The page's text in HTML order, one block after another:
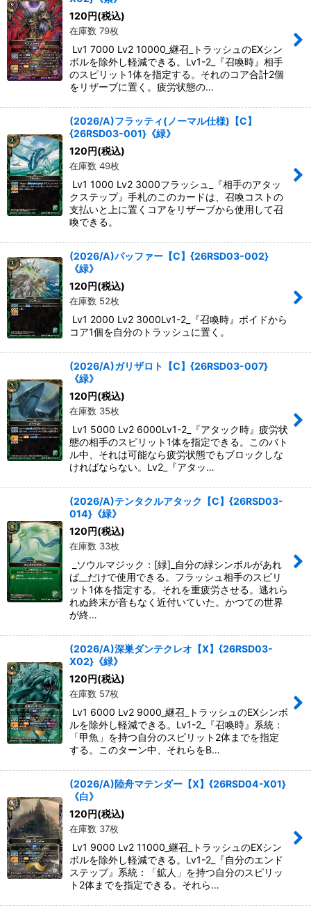
120円(税込)
在庫数 79枚
Lv1 7000 Lv2 10000_継召_トラッシュのEXシン
ボルを除外し軽減できる。Lv1-2_『召喚時』相手
のスピリット1体を指定する。それのコア合計2個
をリザーブに置く。疲労状態の…
(2026/A)フラッティ(ノーマル仕様)【C】
{26RSD03-001}《緑》
120円(税込)
在庫数 49枚
Lv1 1000 Lv2 3000フラッシュ_『相手のアタッ
クステップ』手札のこのカードは、召喚コストの
支払いと上に置くコアをリザーブから使用して召
喚できる。
(2026/A)パッファー【C】{26RSD03-002}
《緑》
120円(税込)
在庫数 52枚
Lv1 2000 Lv2 3000Lv1-2_『召喚時』ボイドから
コア1個を自分のトラッシュに置く。
(2026/A)ガリザロト【C】{26RSD03-007}
《緑》
120円(税込)
在庫数 35枚
Lv1 5000 Lv2 6000Lv1-2_『アタック時』疲労状
態の相手のスピリット1体を指定できる。このバト
ル中、それは可能なら疲労状態でもブロックしな
ければならない。Lv2_『アタッ…
(2026/A)テンタクルアタック【C】{26RSD03-
014}《緑》
120円(税込)
在庫数 33枚
_ソウルマジック：[緑]_自分の緑シンボルがあれ
ば__だけで使用できる。フラッシュ相手のスピリ
ット1体を指定する。それを重疲労させる。逃れら
れぬ終末が音もなく近付いていた。かつての世界
が終…
(2026/A)深巣ダンテクレオ【X】{26RSD03-
X02}《緑》
120円(税込)
在庫数 57枚
Lv1 6000 Lv2 9000_継召_トラッシュのEXシンボ
ルを除外し軽減できる。Lv1-2_『召喚時』系統：
「甲魚」を持つ自分のスピリット2体までを指定
する。このターン中、それらをB…
(2026/A)陸舟マテンダー【X】{26RSD04-X01}
《白》
120円(税込)
在庫数 37枚
Lv1 9000 Lv2 11000_継召_トラッシュのEXシン
ボルを除外し軽減できる。Lv1-2_『自分のエンド
ステップ』系統：「鉱人」を持つ自分のスピリッ
ト2体までを指定できる。それら…